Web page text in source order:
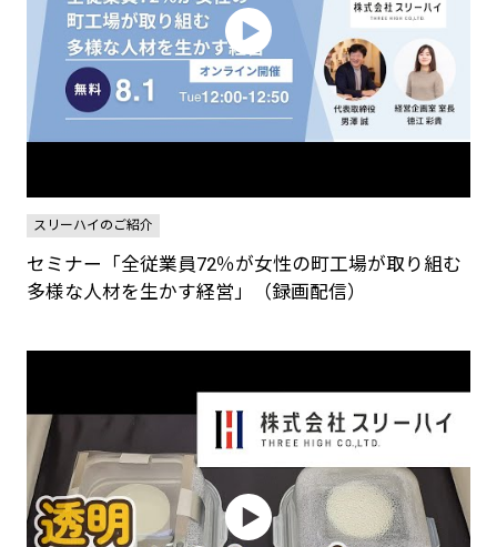
スリーハイのご紹介
セミナー「全従業員72％が女性の町工場が取り組む
多様な人材を生かす経営」（録画配信）